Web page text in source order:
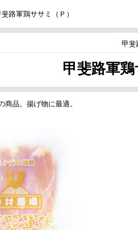
斐路軍鶏ササミ（Ｐ）
甲
甲斐路軍鶏
品。揚げ物に最適。